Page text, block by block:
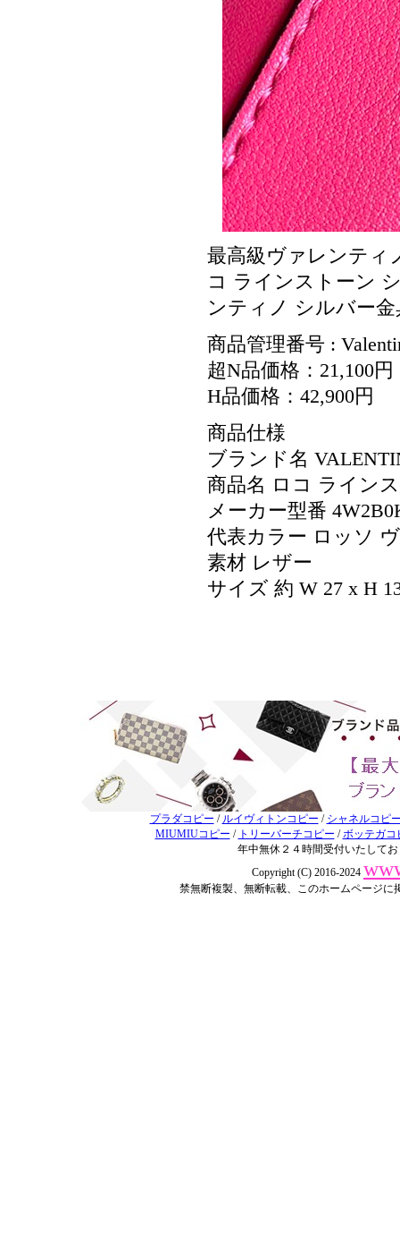
最高級ヴァレンティ
コ ラインストーン
ンティノ シルバー金
商品管理番号 :
超N品価格：21,100円
H品価格：42,900円
商品仕様
ブランド名
商品名 ロコ ライン
メーカー型番
代表カラー ロッソ
素材 レザー
サイズ 約 W 27 x H
プラダコピー / ルイヴィトンコピー / シャネルコピ
MIUMIUコピー / トリーバーチコピー /ボッテガコ
年中無休２４時間受付いたして
Copyright (C) 2016-2024
禁無断複製、無断転載、このホームページ